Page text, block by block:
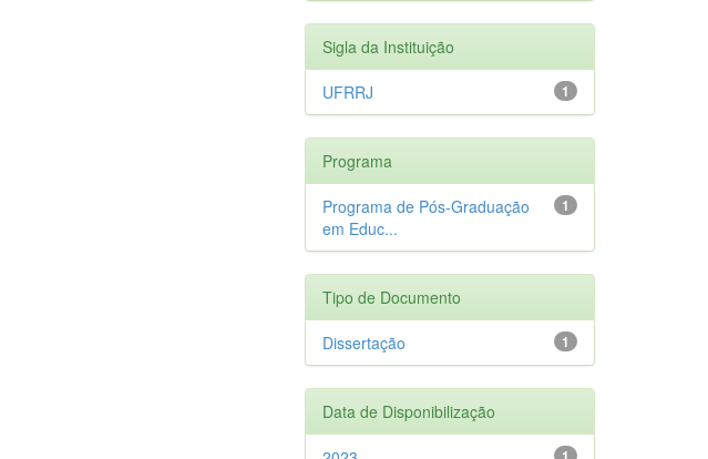
Sigla da Instituição
1
UFRRJ
Programa
1
Programa de Pós-Graduação
em Educ...
Tipo de Documento
1
Dissertação
Data de Disponibilização